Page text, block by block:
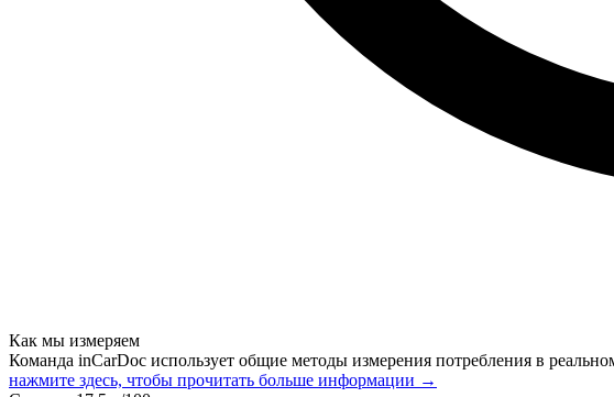
Как мы измеряем
Команда inCarDoc использует общие методы измерения потребления в
нажмите здесь, чтобы прочитать больше информации →